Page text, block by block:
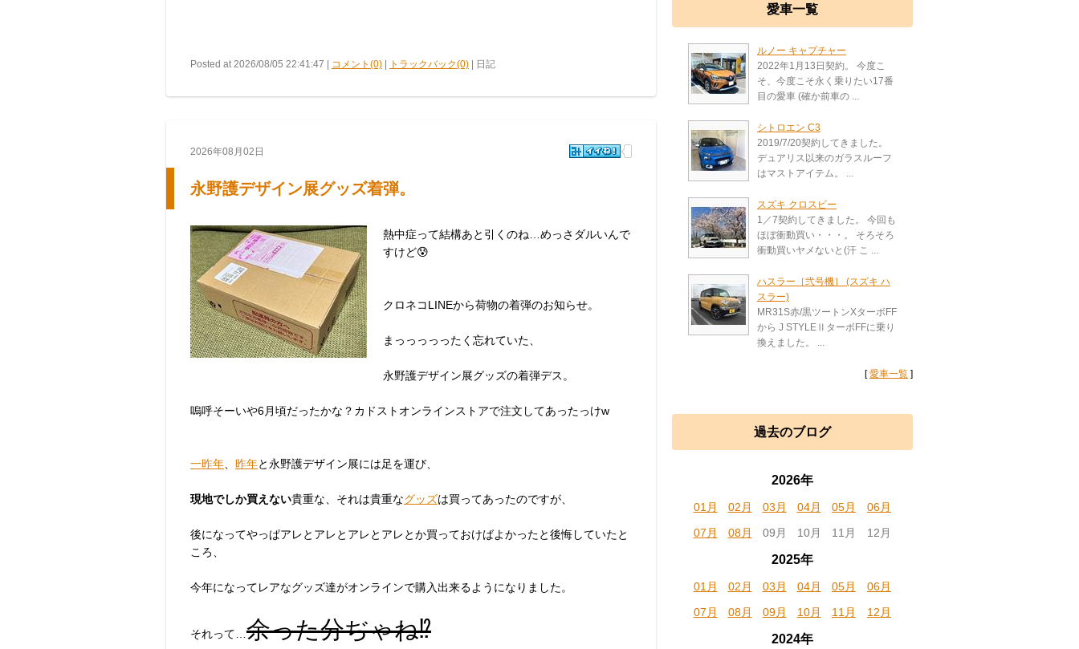
Posted at 2026/08/05 22:41:47 | コメント(0) トラックバック(0) | 日記
2026年08月02日
永野護デザイン展グッズ着弾。
熱中症って結構あと引くのね…めっさダルいんで
すけど😰
クロネコLINEから荷物の着弾のお知らせ。
まっっっっったく忘れていた、
永野護デザイン展グッズの着弾デス。
嗚呼そーいや6月頃だったかな？カドストオンラインストアで注文してあったっけw
一昨年 昨年と永野護デザイン展には足を運び、
現地でしか買えない貴重な、それは貴重なグッズは買ってあったのですが、
後になってやっぱアレとアレとアレとアレとか買っておけばよかったと後悔していたと
ころ、
今年になってレアなグッズ達がオンラインで購入出来るようになりました。
それって… 余った分ぢゃね⁉︎
愛車一覧
ルノー キャプチャー
2022年1月13日契約。 今度こ
そ、今度こそ永く乗りたい17番
目の愛車 (確か前車の ...
シトロエン C3
2019/7/20契約してきました。
デュアリス以来のガラスルーフ
はマストアイテム。 ...
スズキ クロスビー
1／7契約してきました。 今回も
ほぼ衝動買い・・・。 そろそろ
衝動買いヤメないと(汗 こ ...
ハスラー［弐号機］ (スズキ ハ
スラー)
MR31S赤/黒ツートンXターボFF
から J STYLEⅡターボFFに乗り
換えました。 ...
[愛車一覧 ]
過去のブログ
2026年
01月 02月 03月 04月 05月
06月
07月
08月 09月 10月 11月 12月
2025年
01月 02月 03月 04月 05月
06月
07月
08月 09月 10月 11月 12月
2024年